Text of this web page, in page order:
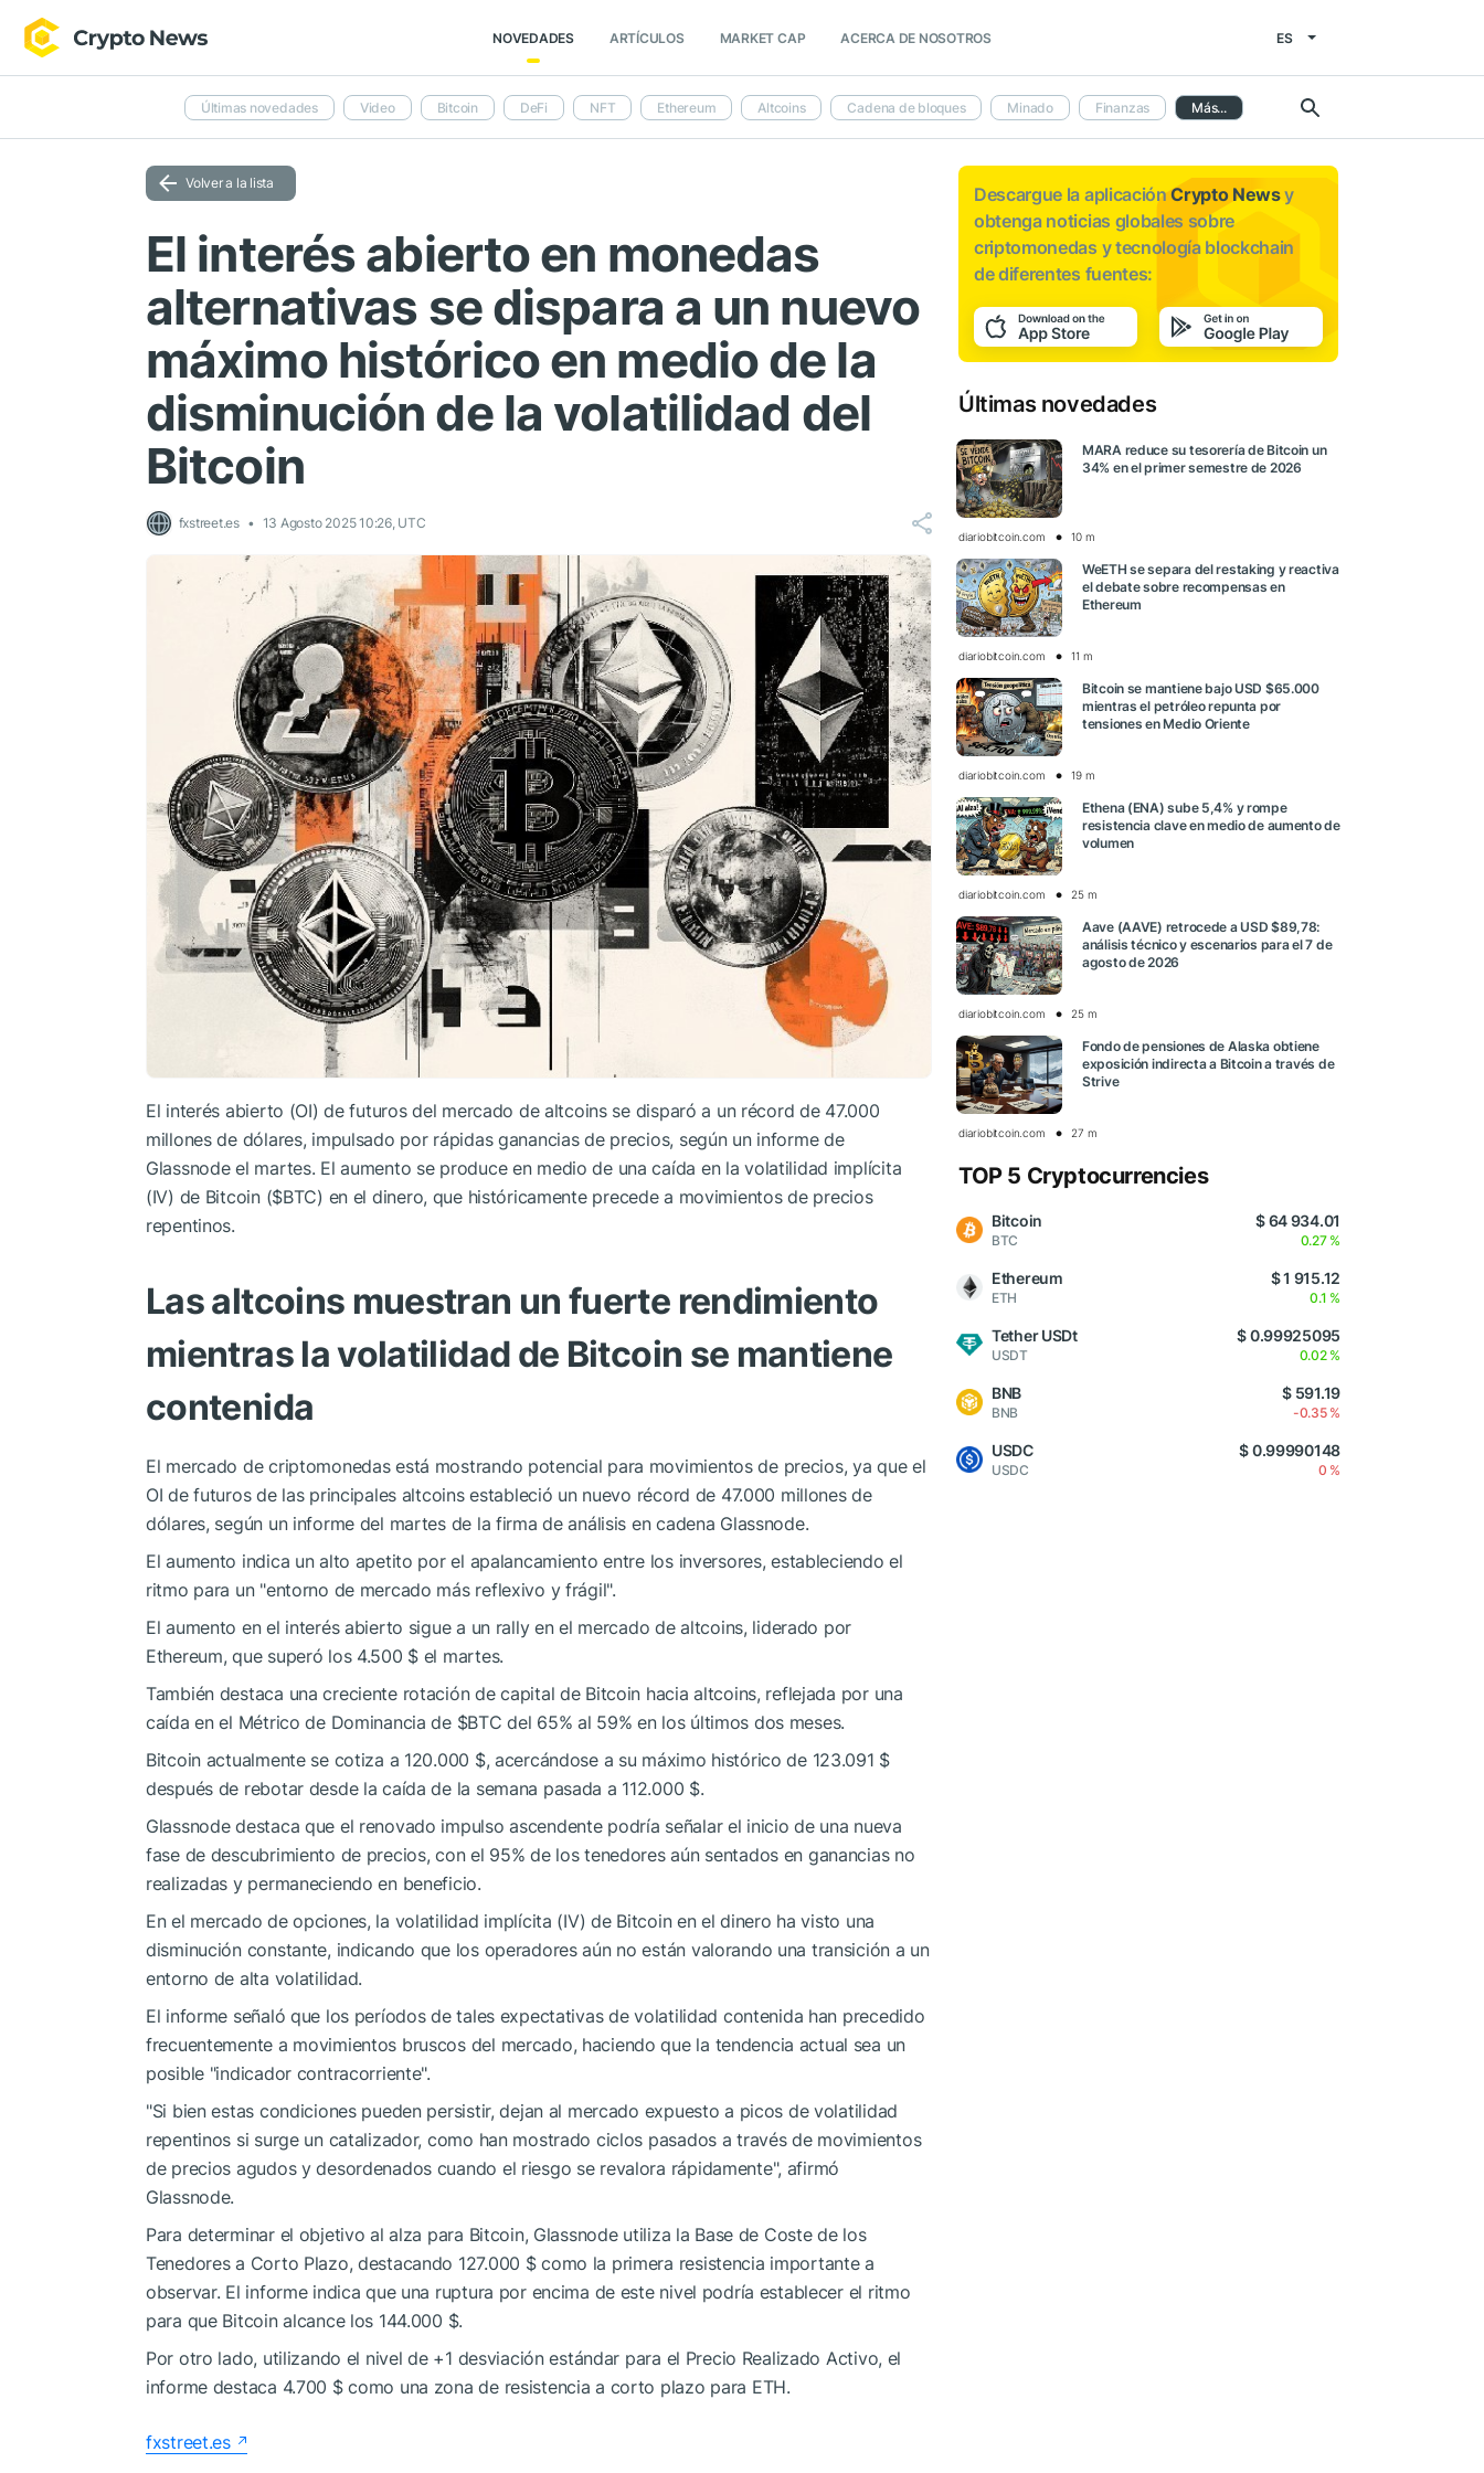
NOVEDADES ARTÍCULOS MARKET CAP ACERCA DE NOSOTROS ES
Últimas novedades Video Bitcoin DeFi NFT Ethereum Altcoins Cadena de bloques Minado Finanzas Más...
Volver a la lista
El interés abierto en monedas
alternativas se dispara a un nuevo
máximo histórico en medio de la
disminución de la volatilidad del
Bitcoin
fxstreet.es 13 Agosto 2025 10:26, UTC
El interés abierto (OI) de futuros del mercado de altcoins se disparó a un récord de 47.000
millones de dólares, impulsado por rápidas ganancias de precios, según un informe de
Glassnode el martes. El aumento se produce en medio de una caída en la volatilidad implícita
(IV) de Bitcoin ($BTC) en el dinero, que históricamente precede a movimientos de precios
repentinos.
Las altcoins muestran un fuerte rendimiento
mientras la volatilidad de Bitcoin se mantiene
contenida
El mercado de criptomonedas está mostrando potencial para movimientos de precios, ya que el
OI de futuros de las principales altcoins estableció un nuevo récord de 47.000 millones de
dólares, según un informe del martes de la firma de análisis en cadena Glassnode.
El aumento indica un alto apetito por el apalancamiento entre los inversores, estableciendo el
ritmo para un "entorno de mercado más reflexivo y frágil".
El aumento en el interés abierto sigue a un rally en el mercado de altcoins, liderado por
Ethereum, que superó los 4.500 $ el martes.
También destaca una creciente rotación de capital de Bitcoin hacia altcoins, reflejada por una
caída en el Métrico de Dominancia de $BTC del 65% al 59% en los últimos dos meses.
Bitcoin actualmente se cotiza a 120.000 $, acercándose a su máximo histórico de 123.091 $
después de rebotar desde la caída de la semana pasada a 112.000 $.
Glassnode destaca que el renovado impulso ascendente podría señalar el inicio de una nueva
fase de descubrimiento de precios, con el 95% de los tenedores aún sentados en ganancias no
realizadas y permaneciendo en beneficio.
En el mercado de opciones, la volatilidad implícita (IV) de Bitcoin en el dinero ha visto una
disminución constante, indicando que los operadores aún no están valorando una transición a un
entorno de alta volatilidad.
El informe señaló que los períodos de tales expectativas de volatilidad contenida han precedido
frecuentemente a movimientos bruscos del mercado, haciendo que la tendencia actual sea un
posible "indicador contracorriente".
"Si bien estas condiciones pueden persistir, dejan al mercado expuesto a picos de volatilidad
repentinos si surge un catalizador, como han mostrado ciclos pasados a través de movimientos
de precios agudos y desordenados cuando el riesgo se revalora rápidamente", afirmó
Glassnode.
Para determinar el objetivo al alza para Bitcoin, Glassnode utiliza la Base de Coste de los
Tenedores a Corto Plazo, destacando 127.000 $ como la primera resistencia importante a
observar. El informe indica que una ruptura por encima de este nivel podría establecer el ritmo
para que Bitcoin alcance los 144.000 $.
Por otro lado, utilizando el nivel de +1 desviación estándar para el Precio Realizado Activo, el
informe destaca 4.700 $ como una zona de resistencia a corto plazo para ETH.
fxstreet.es
Descargue la aplicaciónCrypto Newsy
obtenga noticias globales sobre
criptomonedas y tecnología blockchain
de diferentes fuentes:
Últimas novedades
MARA reduce su tesorería de Bitcoin un
34% en el primer semestre de 2026
diariobitcoin.com 10 m
WeETH se separa del restaking y reactiva
el debate sobre recompensas en
Ethereum
diariobitcoin.com 11 m
Bitcoin se mantiene bajo USD $65.000
mientras el petróleo repunta por
tensiones en Medio Oriente
diariobitcoin.com 19 m
Ethena (ENA) sube 5,4% y rompe
resistencia clave en medio de aumento de
volumen
diariobitcoin.com 25 m
Aave (AAVE) retrocede a USD $89,78:
análisis técnico y escenarios para el 7 de
agosto de 2026
diariobitcoin.com 25 m
Fondo de pensiones de Alaska obtiene
exposición indirecta a Bitcoin a través de
Strive
diariobitcoin.com 27 m
TOP 5 Cryptocurrencies
Bitcoin
BTC
$ 64 934.01
0.27 %
Ethereum
ETH
$ 1 915.12
0.1 %
Tether USDt
USDT
$ 0.99925095
0.02 %
BNB
BNB
$ 591.19
-0.35 %
USDC
USDC
$ 0.99990148
0 %